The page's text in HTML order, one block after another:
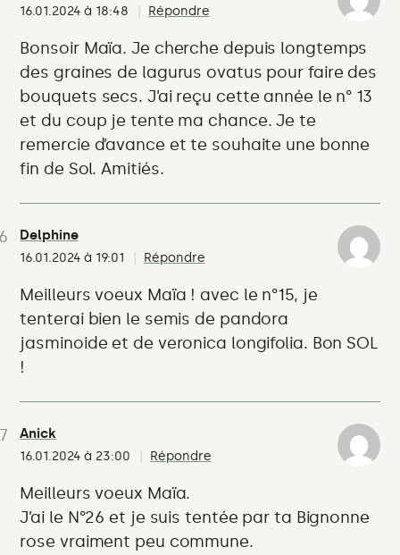
16.01.2024 à 18:48 Répondre
Bonsoir Maïa. Je cherche depuis longtemps
des graines de lagurus ovatus pour faire des
bouquets secs. J’ai reçu cette année le n° 13
et du coup je tente ma chance. Je te
remercie d’avance et te souhaite une bonne
fin de Sol. Amitiés.
Delphine
16.01.2024 à 19:01 Répondre
Meilleurs voeux Maïa ! avec le n°15, je
tenterai bien le semis de pandora
jasminoide et de veronica longifolia. Bon SOL
!
Anick
16.01.2024 à 23:00 Répondre
Meilleurs voeux Maïa.
J’ai le N°26 et je suis tentée par ta Bignonne
rose vraiment peu commune.